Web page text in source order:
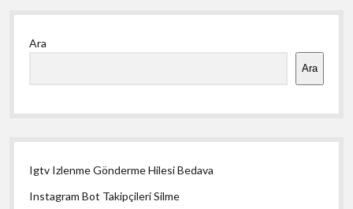
Yan
Menü
Ara
Ara
Igtv Izlenme Gönderme Hilesi Bedava
Instagram Bot Takipçileri Silme